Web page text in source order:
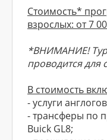
Стоимость*
взрослых: от 7
*ВНИМАНИЕ!
проводится для
В стоимость
- услуги
- трансферы по
Buick GL8;